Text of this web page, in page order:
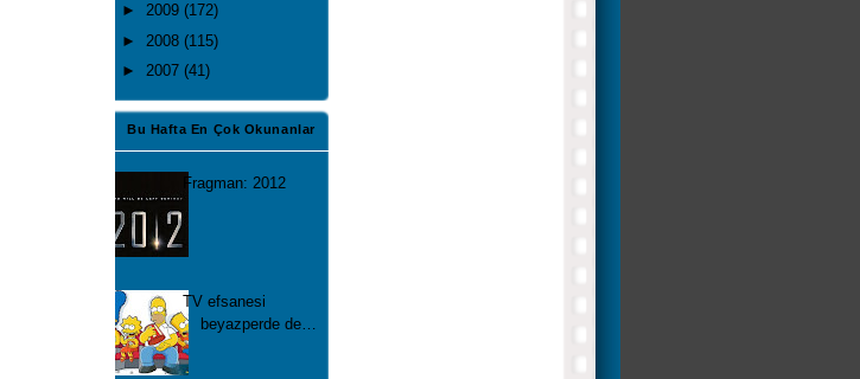
► 2009 (172)
► 2008 (115)
► 2007 (41)
Bu Hafta En Çok Okunanlar
Fragman: 2012
TV efsanesi
beyazperde de…